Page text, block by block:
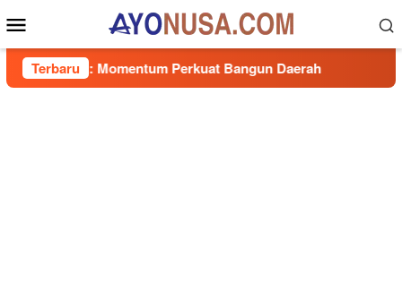
ke
kontenMobile
Terbaru
: Momentum Perkuat Bangun Daerah Ketua DPRD